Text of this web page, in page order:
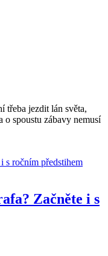
třeba jezdit lán světa,
o spoustu zábavy nemusí
Začněte i s